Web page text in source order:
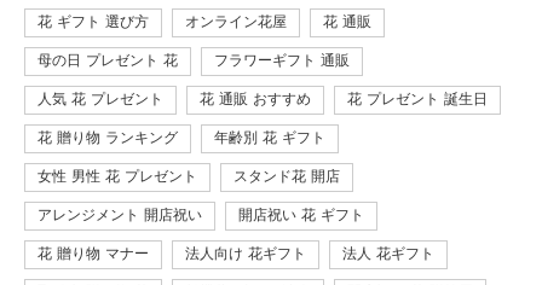
花 ギフト 選び方 オンライン花屋 花 通販
母の日 プレゼント 花 フラワーギフト 通販
人気 花 プレゼント 花 通販 おすすめ 花 プレゼント 誕生日
花 贈り物 ランキング 年齢別 花 ギフト
女性 男性 花 プレゼント スタンド花 開店
アレンジメント 開店祝い 開店祝い 花 ギフト
花 贈り物 マナー 法人向け 花ギフト 法人 花ギフト